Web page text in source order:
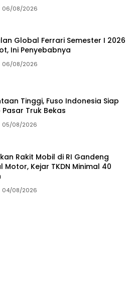
06/08/2026
Global Ferrari Semester I 2026
Ini Penyebabnya
06/08/2026
Tinggi, Fuso Indonesia Siap
Truk Bekas
05/08/2026
Rakit Mobil di RI Gandeng
Motor, Kejar TKDN Minimal 40
04/08/2026